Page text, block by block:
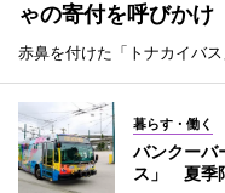
ゃの寄付を呼びかけ
赤鼻を付けた「トナカイバ
暮らす・働く
バンクーバ
ス」 夏季